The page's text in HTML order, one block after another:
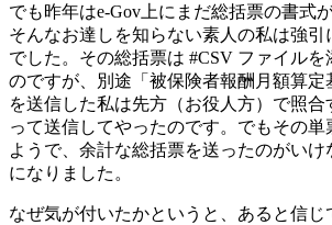
でも昨年はe-Gov上にまだ総括票の書式
そんなお達しを知らない素人の私は強
でした。その総括票は #CSV ファイルを
のですが、別途「被保険者報酬月額算定
を送信した私は先方（お役人方）で照
って送信してやったのです。でもその単
ようで、余計な総括票を送ったのがいけ
になりました。
なぜ気が付いたかというと、あると信じ